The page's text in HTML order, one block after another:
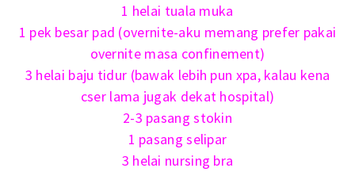
1 helai tuala muka
1 pek besar pad (overnite-aku memang prefer pakai
overnite masa confinement)
3 helai baju tidur (bawak lebih pun xpa, kalau kena
cser lama jugak dekat hospital)
2-3 pasang stokin
1 pasang selipar
3 helai nursing bra